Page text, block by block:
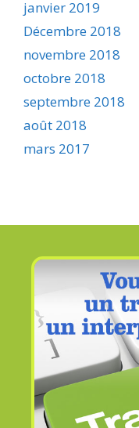
janvier 2019
Décembre 2018
novembre 2018
octobre 2018
septembre 2018
août 2018
mars 2017